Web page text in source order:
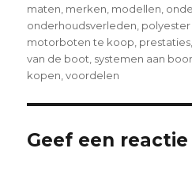
maten merken modellen
onderhoudsverleden
motorboten te koop prestaties
van de boot systemen aan
kopen ,voordelen
Geef een reactie